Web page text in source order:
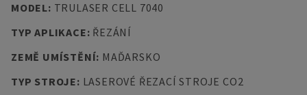
MODEL: TRULASER CELL 7040
TYP APLIKACE: ŘEZÁNÍ
ZEMĚ UMÍSTĚNÍ: MAĎARSKO
TYP STROJE: LASEROVÉ ŘEZACÍ STROJE CO2